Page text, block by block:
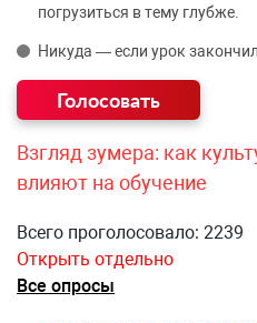
погрузиться в тему глубже.
Никуда — если урок
Взгляд зумера: как
влияют на обучение
Всего проголосовало: 2239
Открыть отдельно
Все опросы